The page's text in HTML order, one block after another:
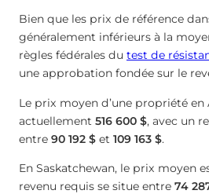
Bien que les prix de référence
généralement inférieurs à la
règles fédérales du test de
une approbation fondée sur le
Le prix moyen d’une propriété en
actuellement 516 600 $, avec un
entre 90 192 $ et 109 163 $.
En Saskatchewan, le prix moyen
revenu requis se situe entre 74